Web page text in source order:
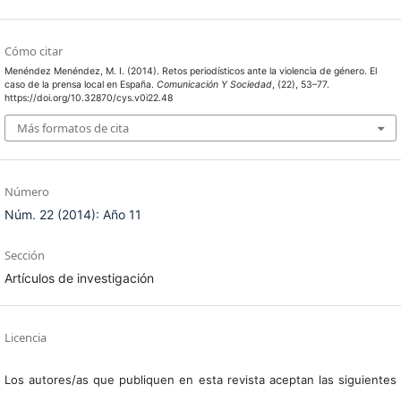
Cómo citar
Menéndez Menéndez, M. I. (2014). Retos periodísticos ante la violencia de género. El
caso de la prensa local en España. Comunicación Y Sociedad, (22), 53–77.
https://doi.org/10.32870/cys.v0i22.48
Más formatos de cita
Número
Núm. 22 (2014): Año 11
Sección
Artículos de investigación
Licencia
Los autores/as que publiquen en esta revista aceptan las siguientes